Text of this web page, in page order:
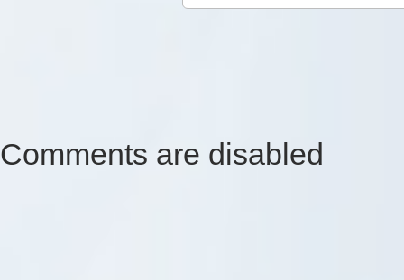
Comments are disabled